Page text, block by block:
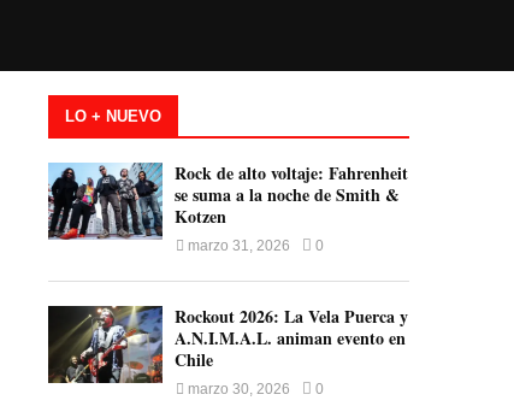
LO + NUEVO
Rock de alto voltaje: Fahrenheit
se suma a la noche de Smith &
Kotzen
marzo 31, 2026 0
Rockout 2026: La Vela Puerca y
A.N.I.M.A.L. animan evento en
Chile
marzo 30, 2026 0